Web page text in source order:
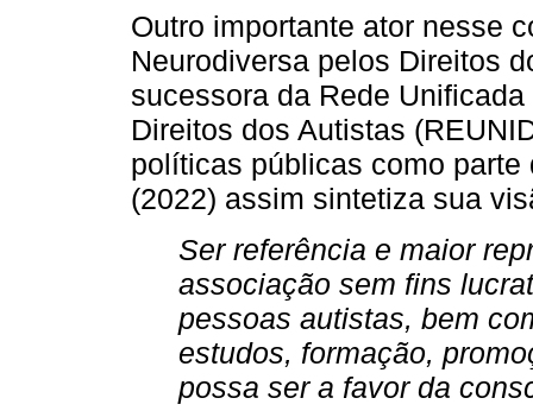
Outro importante ator nesse
Neurodiversa pelos Direitos
sucessora da Rede
Direitos dos Autistas
políticas públicas como
(2022) assim sintetiza sua
Ser referência e maior
associação sem fins
pessoas autistas, bem
estudos, formação,
possa ser a favor da